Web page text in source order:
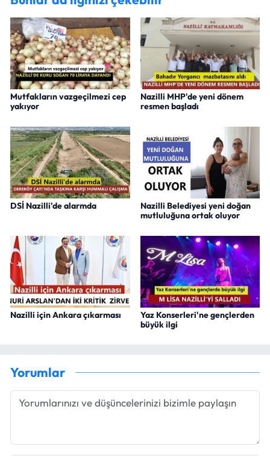
Mutfakların vazgeçilmezi cep
yakıyor
Nazilli MHP'de yeni dönem
resmen başladı
DSİ Nazilli'de alarmda
Nazilli Belediyesi yeni doğan
mutluluğuna ortak oluyor
Nazilli için Ankara çıkarması
Yaz Konserleri'ne gençlerden
büyük ilgi
Yorumlar